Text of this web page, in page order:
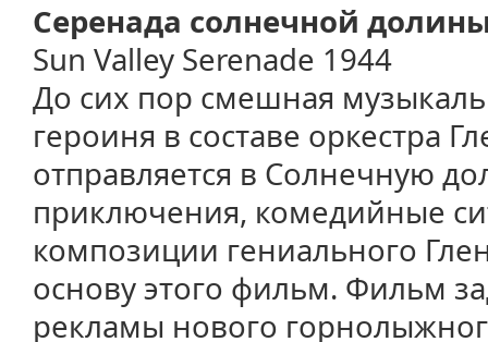
Серенада солнечной
Sun Valley Serenade 1944
До сих пор смешная
героиня в составе оркестра
отправляется в Солнечную
приключения, комедийные
композиции гениального
основу этого фильм. Фильм
рекламы нового